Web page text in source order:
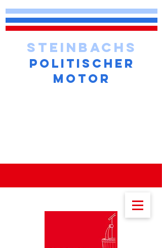
STEINBACHS
POLITISCHER
MOTOR